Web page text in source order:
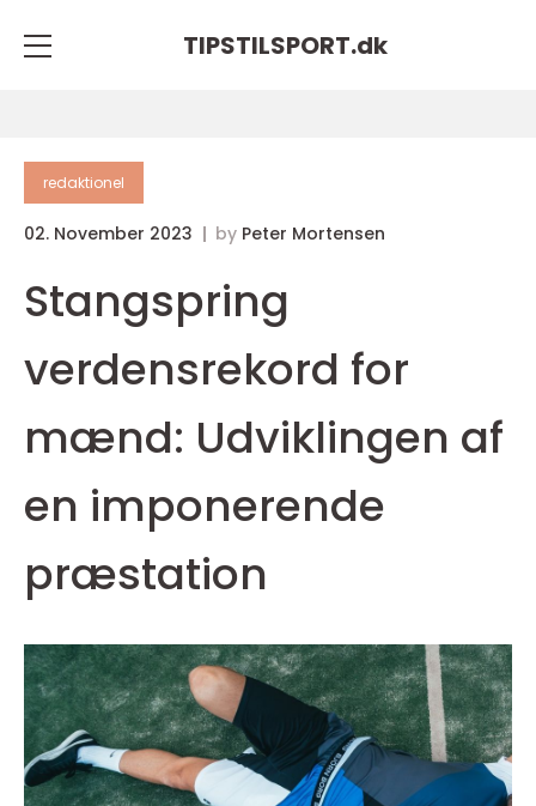
TIPSTILSPORT.dk
redaktionel
02. November 2023 by Peter Mortensen
Stangspring
verdensrekord for
mænd: Udviklingen af
en imponerende
præstation